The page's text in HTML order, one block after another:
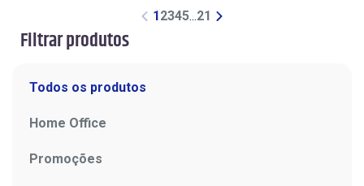
Filtrar produtos
Todos os produtos
Home Office
Promoções
1 2345...21